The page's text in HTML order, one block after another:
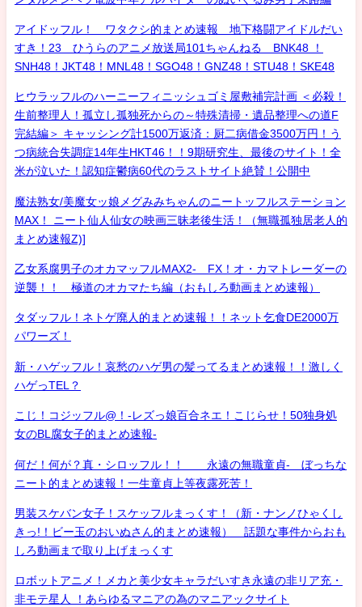
アイドッフル！ ワタクシ的まとめ速報 地下格闘アイドルだい
すき！23 ひうらのアニメ放送局101ちゃんねる BNK48 ！
SNH48！JKT48！MNL48！SGO48！GNZ48！STU48！SKE48
ヒウラッフルのハーニーフィニッシュゴミ屋敷補完計画 ＜必殺！
生前整理人！孤立し孤独死からの～特殊清掃・遺品整理への道F
完結編＞ キャッシング計1500万返済：厨二病借金3500万円！う
つ病統合失調症14年生HKT46！！9期研究生、最後のサイト！全
米が泣いた！認知症鬱病60代のラストサイト絶賛！公開中
魔法熟女/美魔女ッ娘メグみみちゃんのニートッフルステーション
MAX！ ニート仙人仙女の映画三昧老後生活！（無職孤独居老人的
まとめ速報Z)]
乙女系腐男子のオカマッフルMAX2- FX！オ・カマトレーダーの
逆襲！！ 極道のオカマたち編（おもしろ動画まとめ速報）
タダッフル！ネトゲ廃人的まとめ速報！！ネット乞食DE2000万
パワーズ！
新・ハゲッフル！哀愁のハゲ男の髪ってるまとめ速報！！激しく
ハゲっTEL？
こじ！コジッフル@！-レズっ娘百合ネエ！こじらせ！50独身処
女のBL腐女子的まとめ速報-
何だ！何が？真・シロッフル！！ 永遠の無職童貞- ぼっちな
ニート的まとめ速報！一生童貞上等夜露死苦！
男装スケバン女子！スケッフルまっくす！（新・ナンノひゃくし
きっ!！ビー玉のおいぬさん的まとめ速報） 話題な事件からおも
しろ動画まで取り上げまっくす
ロボットアニメ！メカと美少女キャラだいすき永遠の非リア充・
非モテ星人 ！あらゆるマニアの為のマニアックサイト